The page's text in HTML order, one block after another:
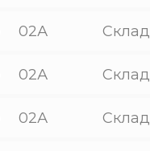
02А Склад
02А Склад
02А Склад